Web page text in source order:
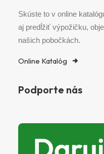
Skúste to v online
aj predĺžiť výpožičku,
našich pobočkách.
Online Katalóg
Podporte nás